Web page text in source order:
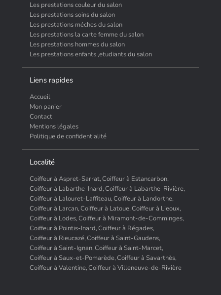
Les prestations couleur du salon
Les prestations soins du salon
Les prestations méches du salon
Les prestations la carte femme du salon
Les prestations hommes du salon
Les prestations enfants ,etudiants du salon
Liens rapides
Accueil
Mon panier
Contact
Mentions légales
Politique de confidentialité
Localité
Coiffeur à Aspret-Sarrat, Coiffeur à Estancarbon,
Coiffeur à Labarthe-Inard, Coiffeur à Labarthe-Rivière,
Coiffeur à Lalouret-Laffiteau, Coiffeur à Landorthe,
Coiffeur à Larcan, Coiffeur à Latoue, Coiffeur à Lieoux,
Coiffeur à Lodes, Coiffeur à Miramont-de-Comminges,
Coiffeur à Pointis-Inard, Coiffeur à Régades,
Coiffeur à Rieucazé, Coiffeur à Saint-Gaudens,
Coiffeur à Saint-Ignan, Coiffeur à Saint-Marcet,
Coiffeur à Saux-et-Pomarède, Coiffeur à Savarthès,
Coiffeur à Valentine, Coiffeur à Villeneuve-de-Rivière